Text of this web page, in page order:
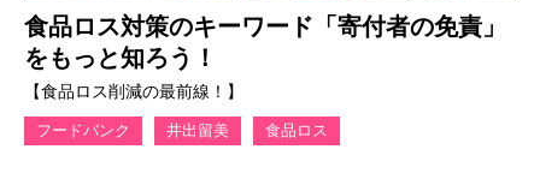
食品ロス対策のキーワード「寄付者の免責」
をもっと知ろう！
【食品ロス削減の最前線！】
フードバンク 井出留美 食品ロス